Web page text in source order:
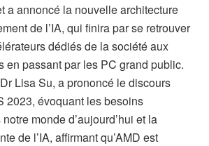
a annoncé la nouvelle architecture
de l’IA, qui finira par se retrouver
dédiés de la société aux
en passant par les PC grand public.
Lisa Su, a prononcé le discours
2023, évoquant les besoins
monde d’aujourd’hui et la
de l’IA, affirmant qu’AMD est